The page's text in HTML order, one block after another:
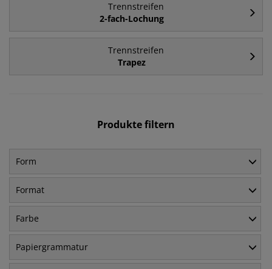
Trennstreifen
2-fach-Lochung
Trennstreifen
Trapez
Produkte filtern
Form
Format
Farbe
Papiergrammatur